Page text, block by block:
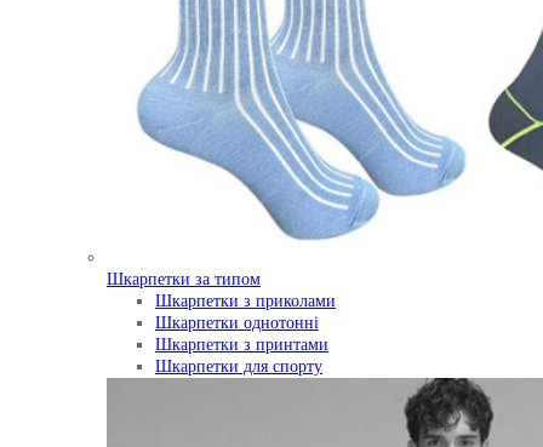
Шкарпетки за типом
Шкарпетки з приколами
Шкарпетки однотонні
Шкарпетки з принтами
Шкарпетки для спорту